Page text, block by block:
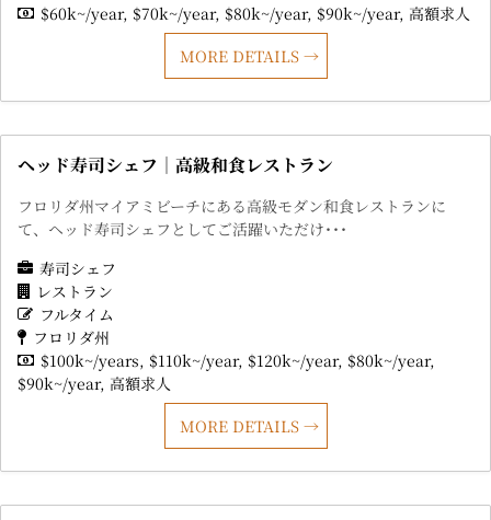
$60k~/year $70k~/year $80k~/year $90k~/year 高額求人
MORE DETAILS
ヘッド寿司シェフ｜高級和食レストラン
フロリダ州マイアミビーチにある高級モダン和食レストランに
て、ヘッド寿司シェフとしてご活躍いただけ･･･
寿司シェフ
レストラン
フルタイム
フロリダ州
$100k~/years $110k~/year $120k~/year $80k~/year
$90k~/year 高額求人
MORE DETAILS